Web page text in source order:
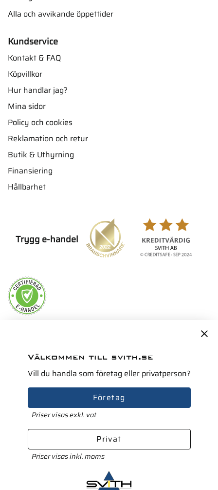
Alla och avvikande öppettider
Kundservice
Kontakt & FAQ
Köpvillkor
Hur handlar jag?
Mina sidor
Policy och cookies
Reklamation och retur
Butik & Uthyrning
Finansiering
Hållbarhet
Trygg e-handel
Välkommen till svith.se
Vill du handla som företag eller privatperson?
Företag
Priser visas exkl. vat
Privat
Priser visas inkl. moms